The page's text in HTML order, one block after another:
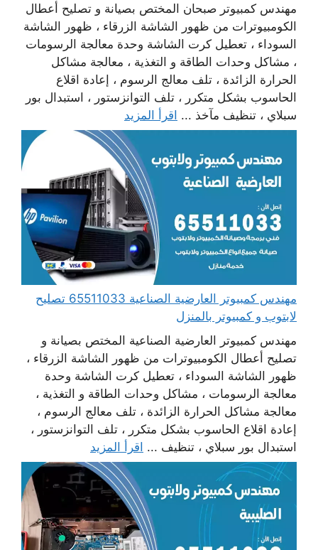
مهندس كمبيوتر صبحان المختص بصيانة و تصليح أعطال
الكومبيوترات من ظهور الشاشة الزرقاء ، ظهور الشاشة
السوداء ، تعطيل كرت الشاشة وحدة معالجة الرسومات
، مشاكل وحدات الطاقة و التغذية ، معالجة مشاكل
الحرارة الزائدة ، تلف معالج الرسوم ، إعادة اقلاع
الحاسوب بشكل متكرر ، تلف التوانزستور ، استبدال بور
سبلاي ، تنظيف مآخذ ... اقرأ المزيد
مهندس كمبيوتر العارضية الصناعية 65511033 تصليح
لابتوب و كمبيوتر بالمنزل
مهندس كمبيوتر العارضية الصناعية المختص بصيانة و
تصليح أعطال الكومبيوترات من ظهور الشاشة الزرقاء ،
ظهور الشاشة السوداء ، تعطيل كرت الشاشة وحدة
معالجة الرسومات ، مشاكل وحدات الطاقة و التغذية ،
معالجة مشاكل الحرارة الزائدة ، تلف معالج الرسوم ،
إعادة اقلاع الحاسوب بشكل متكرر ، تلف التوانزستور ،
استبدال بور سبلاي ، تنظيف ... اقرأ المزيد